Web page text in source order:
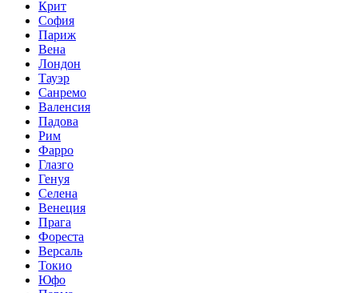
Крит
София
Париж
Вена
Лондон
Тауэр
Санремо
Валенсия
Падова
Рим
Фарро
Глазго
Генуя
Селена
Венеция
Прага
Фореста
Версаль
Токио
Юфо